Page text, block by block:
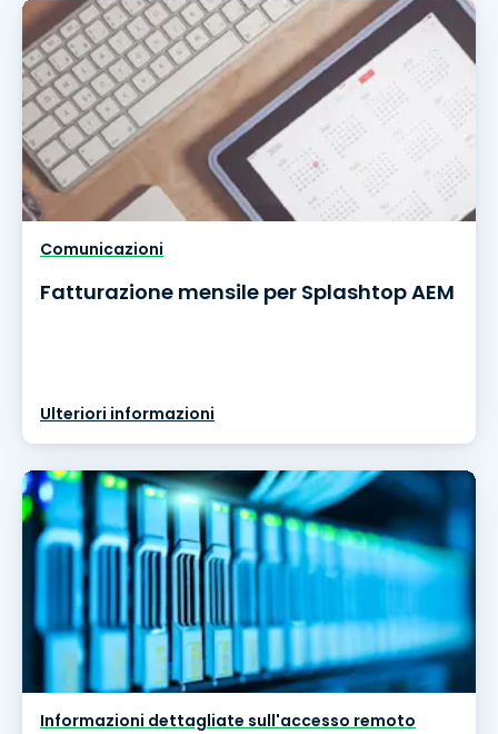
Comunicazioni
Fatturazione mensile per Splashtop AEM
Ulteriori informazioni
Informazioni dettagliate sull'accesso remoto